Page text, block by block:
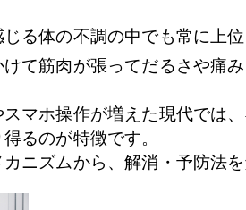
る体の不調の中でも常に上
て筋肉が張ってだるさや痛
マホ操作が増えた現代では
るのが特徴です。
ニズムから、解消・予防法を